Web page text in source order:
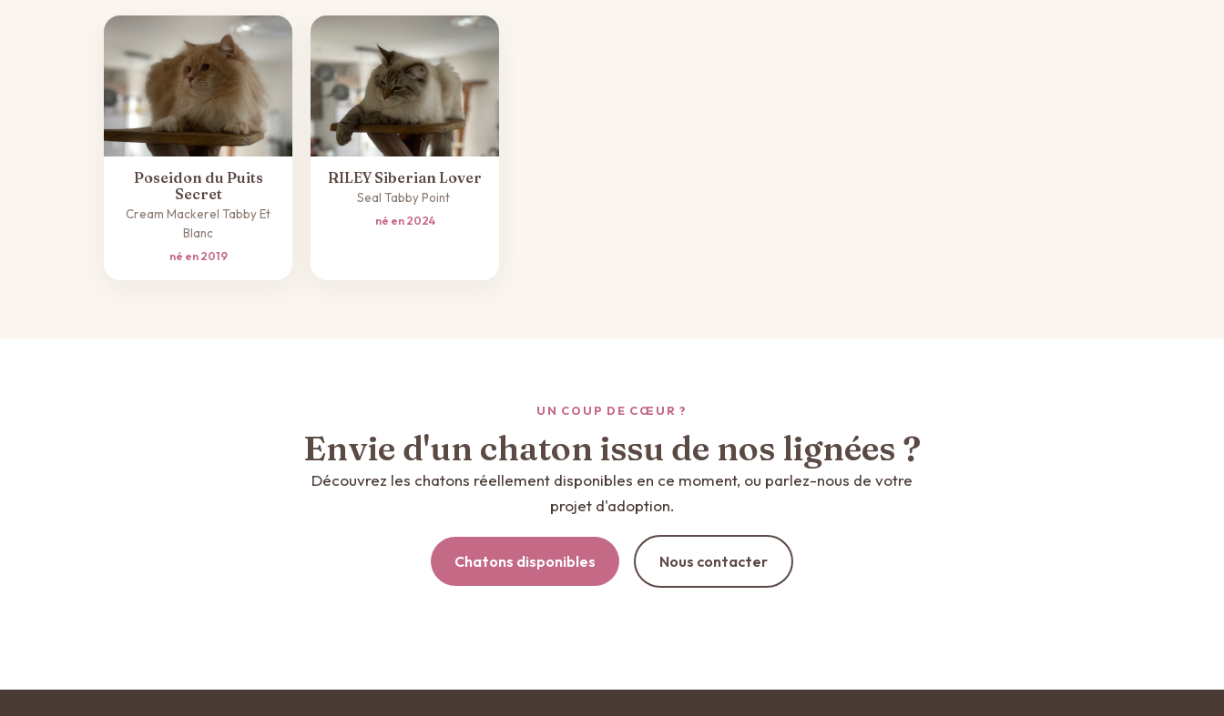
Poseidon du Puits
Secret
Cream Mackerel Tabby Et
Blanc
né en 2019
RILEY Siberian Lover
Seal Tabby Point
né en 2024
UN COUP DE CŒUR ?
Envie d'un chaton issu de nos lignées ?
Découvrez les chatons réellement disponibles en ce moment, ou parlez-nous de votre
projet d'adoption.
Chatons disponibles Nous contacter